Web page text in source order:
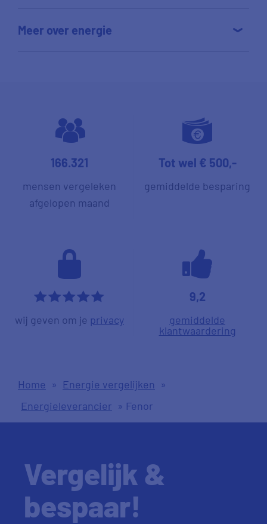
Meer over energie
166.321
mensen vergeleken
afgelopen maand
Tot wel € 500,-
gemiddelde besparing
*****
wij geven om je privacy
9,2
gemiddelde
klantwaardering
Home » Energie vergelijken »
Energieleverancier » Fenor
Vergelijk &
bespaar!